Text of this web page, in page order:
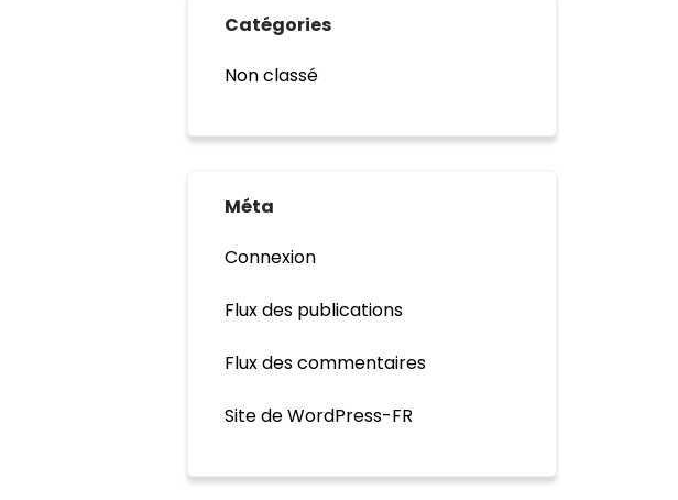
Catégories
Non classé
Méta
Connexion
Flux des publications
Flux des commentaires
Site de WordPress-FR